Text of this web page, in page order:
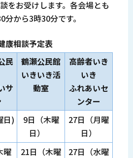
をお受けします。各会場とも
から3時30分です。
康相談予定表
民
サ
鶴瀬公民館
いきいき活
動室
高齢者いき
いき
ふれあいセ
ンター
日)
9日（木曜
日）
27日（月曜
日）
曜
21日（木曜
27日（水曜